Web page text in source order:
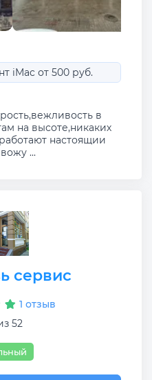
iMac от 500 руб.
в
на высоте,никаких
настоящии
...
сервис
1 отзыв
52